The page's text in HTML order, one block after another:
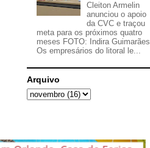
Cleiton Armelin
anunciou o apoio
da CVC e traçou
meta para os próximos quatro
meses FOTO: Indira Guimarães
Os empresários do litoral le...
Arquivo